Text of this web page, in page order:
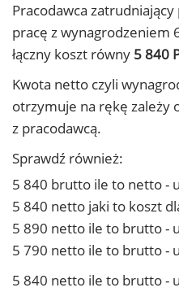
Pracodawca
pracę z wynagrodzeniem
łączny koszt równy 5 840
Kwota netto czyli
otrzymuje na rękę zależy
z pracodawcą.
Sprawdź również:
5 840 brutto ile to netto -
5 840 netto jaki to koszt
5 890 netto ile to brutto -
5 790 netto ile to brutto -
5 840 netto ile to brutto -